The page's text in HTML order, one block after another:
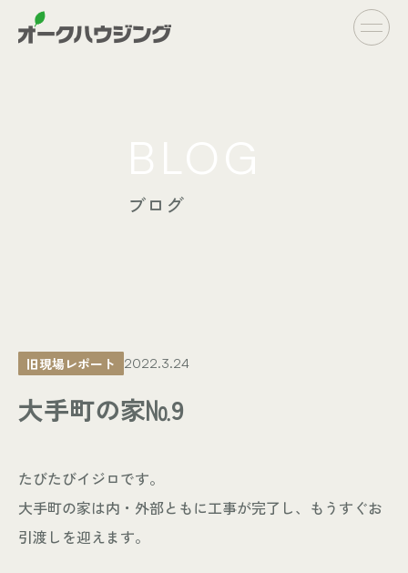
LINE UP
- イベント情報
- ブログ
- お知らせ
- 施工事例
- お客様の声
ABOUT
ブログ
旧現場レポート 2022.3.24
大手町の家№9
たびたびイジロです。
大手町の家は内・外部ともに工事が完了し、もうすぐお
引渡しを迎えます。